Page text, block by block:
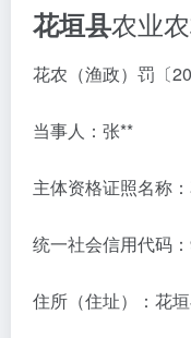
花垣县农业
花农（渔政）罚〔
当事人：张**
主体资格证照名称
统一社会信用代码
住所（住址）：花